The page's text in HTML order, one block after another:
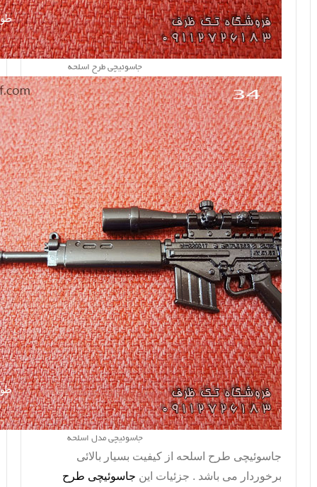
جاسوئیچی طرح اسلحه
جاسوئیچی مدل اسلحه
جاسوئیچی طرح اسلحه از کیفیت بسیار بالائی
برخوردار می باشد . جزئیات این جاسوئیچی طرح